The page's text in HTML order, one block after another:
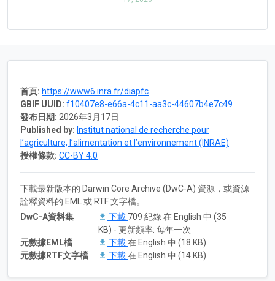
首頁: https://www6.inra.fr/diapfc
GBIF UUID: f10407e8-e66a-4c11-aa3c-44607b4e7c49
發布日期: 2026年3月17日
Published by: Institut national de recherche pour
l’agriculture, l’alimentation et l’environnement (INRAE)
授權條款: CC-BY 4.0
下載最新版本的 Darwin Core Archive (DwC-A) 資源，或資源
詮釋資料的 EML 或 RTF 文字檔。
DwC-A資料集
下載 709 紀錄 在 English 中 (35
KB) - 更新頻率: 每年一次
元數據EML檔
下載在 English 中 (18 KB)
元數據RTF文字檔
下載在 English 中 (14 KB)